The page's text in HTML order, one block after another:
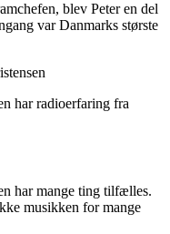
blev Peter en del
var Danmarks største
har radioerfaring fra
har mange ting tilfælles.
musikken for mange